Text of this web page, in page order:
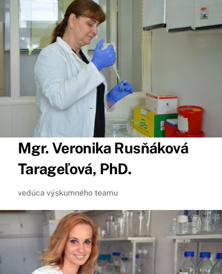
Mgr.Veronika Rusňáková
Tarageľová, PhD.
vedúca výskumného teamu